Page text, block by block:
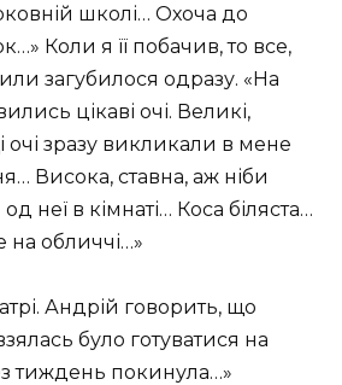
школі… Охоча до
Коли я її побачив, то все,
загубилося одразу. «На
цікаві очі. Великі,
очі зразу викликали в мене
Висока, ставна, аж ніби
неї в кімнаті… Коса біляста…
обличчі…»
Андрій говорить, що
було готуватися на
тиждень покинула…»